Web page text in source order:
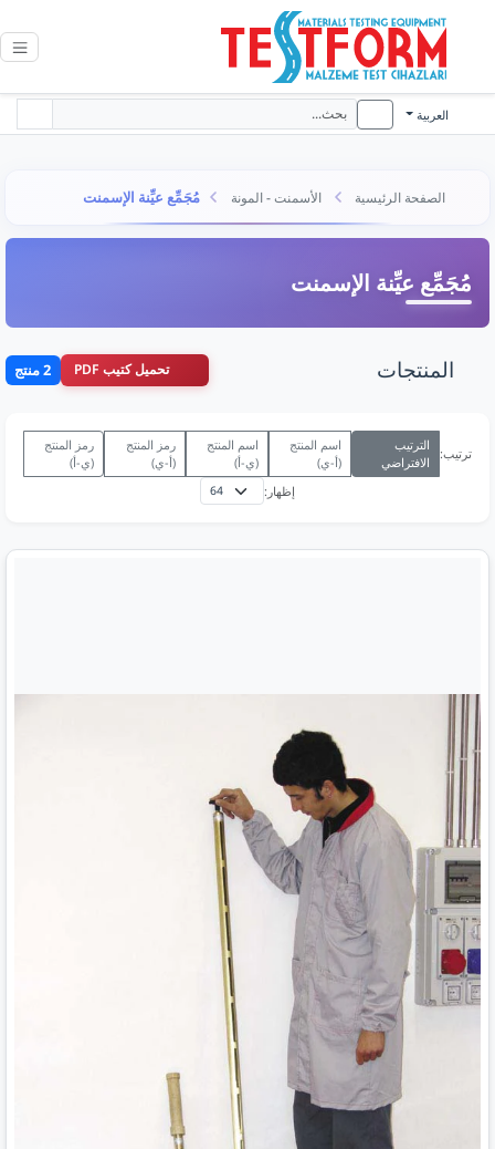
العربية
الصفحة الرئيسية الأسمنت - المونة مُجَمِّع عيِّنة الإسمنت
مُجَمِّع عيِّنة الإسمنت
المنتجات تحميل كتيب PDF 2 منتج
ترتيب:
الترتيب
الافتراضي
اسم المنتج
(أ-ي)
اسم المنتج
(ي-أ)
رمز المنتج
(أ-ي)
رمز المنتج
(ي-أ)
إظهار: